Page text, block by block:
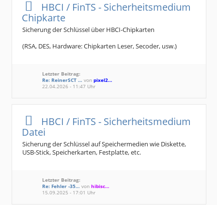
HBCI / FinTS - Sicherheitsmedium
Chipkarte
Sicherung der Schlüssel über HBCI-Chipkarten
(RSA, DES, Hardware: Chipkarten Leser, Secoder, usw.)
Letzter Beitrag:
Re: ReinerSCT … von pixel2…
22.04.2026 - 11:47 Uhr
HBCI / FinTS - Sicherheitsmedium
Datei
Sicherung der Schlüssel auf Speichermedien wie Diskette,
USB-Stick, Speicherkarten, Festplatte, etc.
Letzter Beitrag:
Re: Fehler -35… von hibisc…
15.09.2025 - 17:01 Uhr